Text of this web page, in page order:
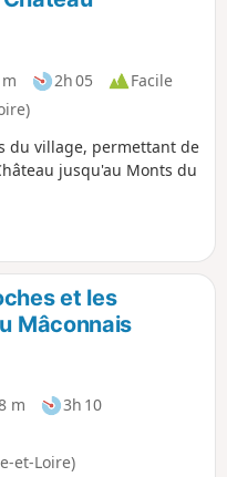
2h 05
Facile
du village, permettant de
jusqu'au Monts du
et les
Mâconnais
m
3h 10
et-Loire)